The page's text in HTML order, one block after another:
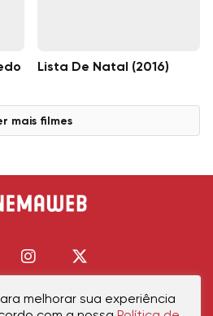
Lista De Natal (2016)
mais filmes
melhorar sua experiência